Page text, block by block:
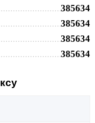
385634
385634
385634
385634